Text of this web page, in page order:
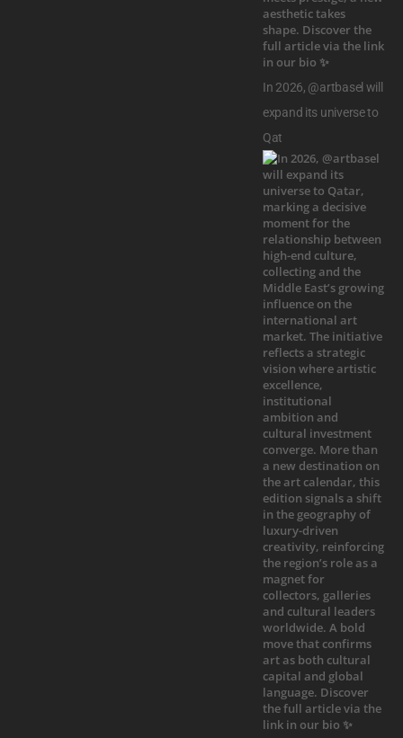
In 2026, @artbasel will
expand its universe to
Qat